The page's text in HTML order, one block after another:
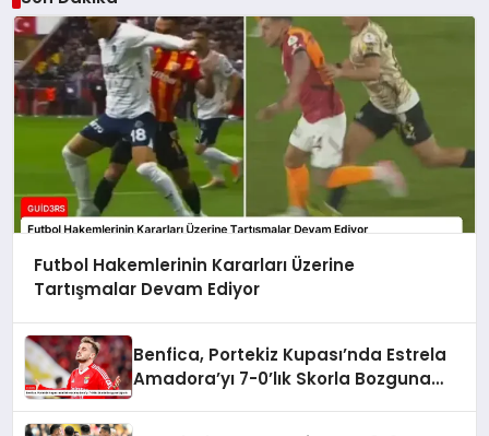
Futbol Hakemlerinin Kararları Üzerine
Tartışmalar Devam Ediyor
Benfica, Portekiz Kupası’nda Estrela
Amadora’yı 7-0’lık Skorla Bozguna